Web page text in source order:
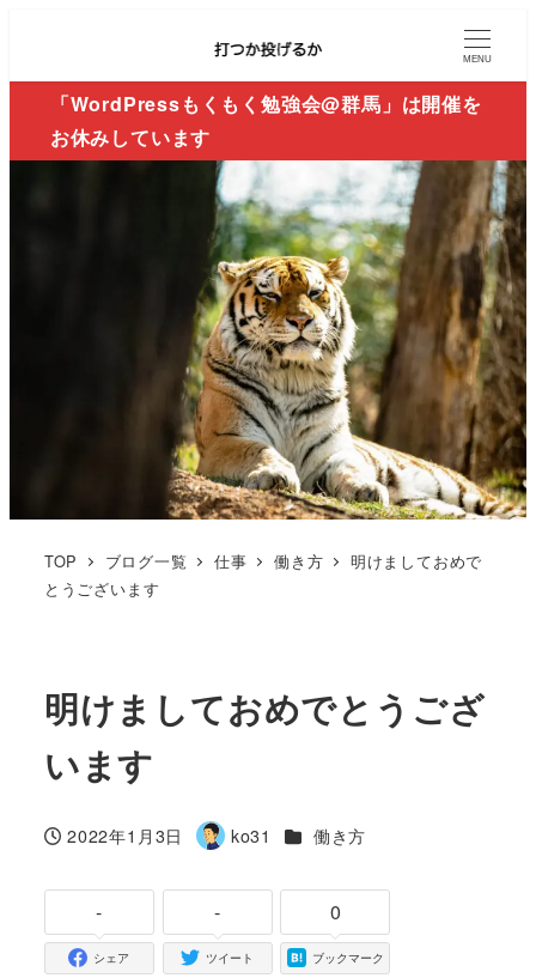
MENU
「WordPressもくもく勉強会@群馬」は開催を
お休みしています
TOP ブログ一覧 仕事 働き方
明けましておめで
とうございます
明けましておめでとうござ
います
投稿日
2022年1月3日
著
ko31 カテゴリー
働き方
-
シェア
-
ツイート
0
ブックマーク